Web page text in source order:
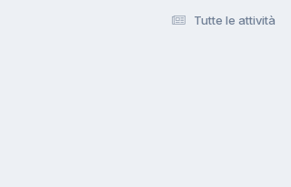
Tutte le attività